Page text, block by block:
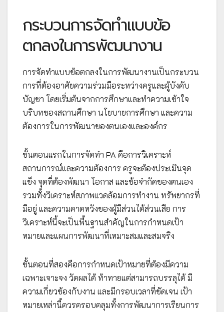
กระบวนการจัดทำแบบข้อ
ตกลงในการพัฒนางาน
การจัดทำแบบข้อตกลงในการพัฒนางานเป็นกระบวน
การที่ต้องอาศัยความร่วมมือระหว่างครูและผู้บังคับ
บัญชา โดยเริ่มต้นจากการศึกษาและทำความเข้าใจ
บริบทของสถานศึกษา นโยบายการศึกษา และความ
ต้องการในการพัฒนาของตนเองและองค์กร
ขั้นตอนแรกในการจัดทำ PA คือการวิเคราะห์
สถานการณ์และความต้องการ ครูจะต้องประเมินจุด
แข็ง จุดที่ต้องพัฒนา โอกาส และข้อจำกัดของตนเอง
รวมทั้งวิเคราะห์สภาพแวดล้อมการทำงาน ทรัพยากรที่
มีอยู่ และความคาดหวังของผู้มีส่วนได้ส่วนเสีย การ
วิเคราะห์นี้จะเป็นพื้นฐานสำคัญในการกำหนดเป้า
หมายและแผนการพัฒนาที่เหมาะสมและสมจริง
ขั้นตอนที่สองคือการกำหนดเป้าหมายที่ต้องมีความ
เฉพาะเจาะจง วัดผลได้ ท้าทายแต่สามารถบรรลุได้ มี
ความเกี่ยวข้องกับงาน และมีกรอบเวลาที่ชัดเจน เป้า
หมายเหล่านี้ควรครอบคลุมทั้งการพัฒนาการเรียนการ